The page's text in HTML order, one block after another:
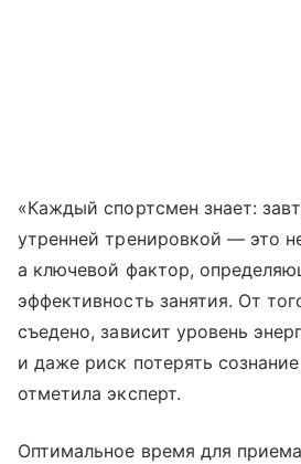
«Каждый спортсмен знает:
утренней тренировкой — это
а ключевой фактор,
эффективность занятия. От
съедено, зависит уровень
и даже риск потерять
отметила эксперт.
Оптимальное время для